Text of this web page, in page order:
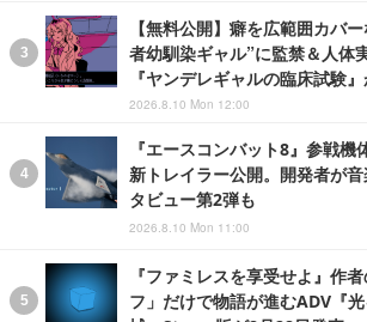
【無料公開】癖を広範囲カバ
者幼馴染ギャル”に監禁＆人体
『ヤンデレギャルの臨床試験
2026.8.10 Mon 12:00
『エースコンバット8』参戦機
新トレイラー公開。開発者が
タビュー第2弾も
2026.8.10 Mon 11:00
『ファミレスを享受せよ』作
フ」だけで物語が進むADV『